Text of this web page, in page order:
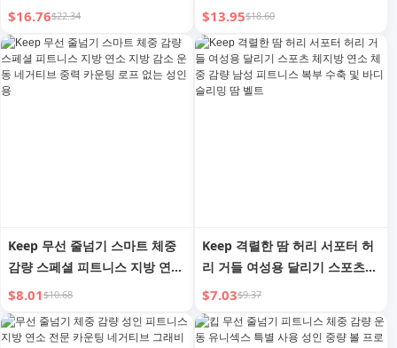
체중 감량 지방 감소 건강 기숙
사 전자 저울
$16.76$22.34
동 전용 성인 지방 연소 전문가
용 줄넘기
$13.95$18.60
Keep 무선 줄넘기 스마트 체중
감량 스페셜 피트니스 지방 연소
지방 감소 운동 네거티브 중력
카운팅 로프 없는 성인용
$8.01$10.68
Keep 격렬한 땀 허리 서포터 허
리 거들 여성용 달리기 스포츠
체지방 연소 체중 감량 남성 피
트니스 복부 수축 및 바디 슬리
밍 땀 벨트
$7.03$9.37